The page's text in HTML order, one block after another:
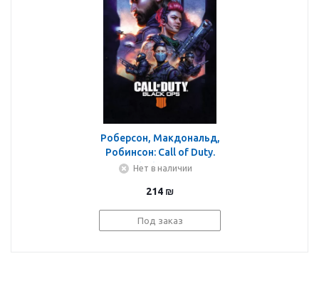
Роберсон, Макдональд,
Робинсон: Call of Duty.
Black Ops 4.
коллекция комиксов
Нет в наличии
214 ₪
Под заказ